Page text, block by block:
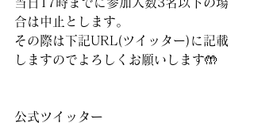
合は中止とします。
その際は下記URL(ツイッター)に記載
しますのでよろしくお願いします🤲
公式ツイッター